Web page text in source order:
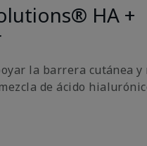
HA +
la barrera cutánea y
de ácido